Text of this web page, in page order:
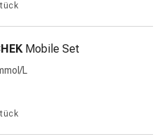
Mobile Set
L